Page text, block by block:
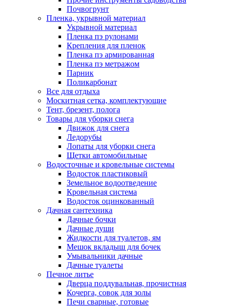
Почвогрунт
Пленка, укрывной материал
Укрывной материал
Пленка пэ рулонами
Крепления для пленок
Пленка пэ армированная
Пленка пэ метражом
Парник
Поликарбонат
Все для отдыха
Москитная сетка, комплектующие
Тент, брезент, полога
Товары для уборки снега
Движок для снега
Ледорубы
Лопаты для уборки снега
Щетки автомобильные
Водосточные и кровельные системы
Водосток пластиковый
Земельное водоотведение
Кровельная система
Водосток оцинкованный
Дачная сантехника
Дачные бочки
Дачные души
Жидкости для туалетов, ям
Мешок вкладыш для бочек
Умывальники дачные
Дачные туалеты
Печное литье
Дверца поддувальная, прочистная
Кочерга, совок для золы
Печи сварные, готовые